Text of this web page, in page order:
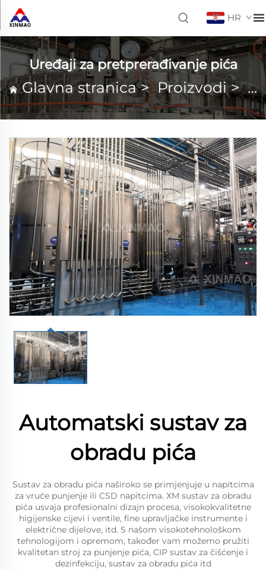
HR
Uređaji za pretprerađivanje pića
Glavna stranica>Proizvodi>
Automatski sustav za
obradu pića
Sustav za obradu pića naširoko se primjenjuje u napitcima
za vruće punjenje ili CSD napitcima. XM sustav za obradu
pića usvaja profesionalni dizajn procesa, visokokvalitetne
higijenske cijevi i ventile, fine upravljačke instrumente i
električne dijelove, itd. S našom visokotehnološkom
tehnologijom i opremom, također vam možemo pružiti
kvalitetan stroj za punjenje pića, CIP sustav za čišćenje i
dezinfekciju, sustav za obradu pića itd